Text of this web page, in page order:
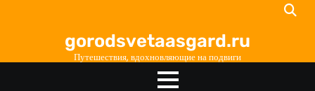
gorodsvetaasgard.ru
Путешествия, вдохновляющие на подвиги